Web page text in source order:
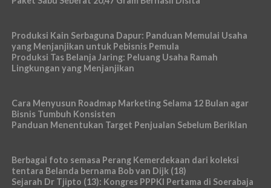
Produksi Kain Serbaguna Dapur: Panduan Memulai Usaha
yang Menjanjikan untuk Pebisnis Pemula
Produksi Tas Belanja Jaring: Peluang Usaha Ramah
Lingkungan yang Menjanjikan
Cara Menyusun Roadmap Marketing Selama 12 Bulan agar
Bisnis Tumbuh Konsisten
Panduan Menentukan Target Penjualan Sebelum Beriklan
Berbagai foto semasa Perang Kemerdekaan dari koleksi
tentara Belanda bernama Bob van Dijk (18)
Sejarah Dr Tjipto (13): Kongres PPPKI Pertama di Soerabaja